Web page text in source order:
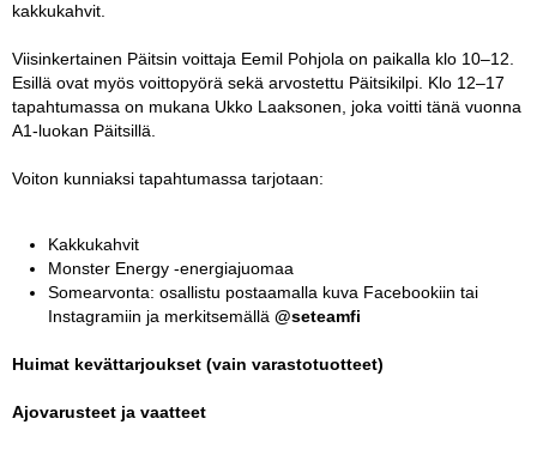
kakkukahvit.
Viisinkertainen Päitsin voittaja Eemil Pohjola on paikalla klo 10–12.
Esillä ovat myös voittopyörä sekä arvostettu Päitsikilpi. Klo 12–17
tapahtumassa on mukana Ukko Laaksonen, joka voitti tänä vuonna
A1-luokan Päitsillä.
Voiton kunniaksi tapahtumassa tarjotaan:
Kakkukahvit
Monster Energy -energiajuomaa
Somearvonta: osallistu postaamalla kuva Facebookiin tai
Instagramiin ja merkitsemällä @seteamfi
Huimat kevättarjoukset (vain varastotuotteet)
Ajovarusteet ja vaatteet